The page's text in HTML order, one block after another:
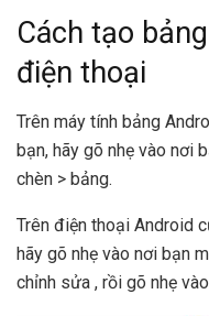
Cách tạo
điện thoại
Trên máy tính bảng
bạn, hãy gõ nhẹ vào nơi
chèn > bảng.
Trên điện thoại Android
hãy gõ nhẹ vào nơi bạn
chỉnh sửa , rồi gõ nhẹ